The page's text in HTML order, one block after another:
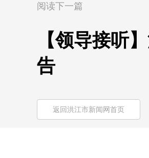
阅读下一篇
【领导接听
告
返回洪江市新闻网首页